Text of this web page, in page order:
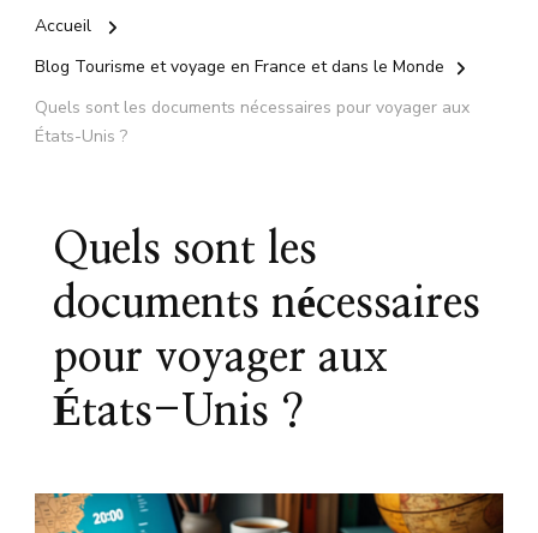
Accueil
Blog Tourisme et voyage en France et dans le Monde
Quels sont les documents nécessaires pour voyager aux
États-Unis ?
Quels sont les
documents nécessaires
pour voyager aux
États-Unis ?